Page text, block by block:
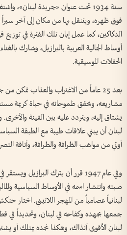
سنة 1934 تحت عنوان «جريدة
فوق ظهره، ويتنقل بها من مكان إلى آخر
الدكاكين، كما عمل إبان تلك الفترة في توزيع
أوساط الجالية العربية بالبرازيل، وشارك
الحفلات الموسيقية.
بعد 25 عاماً من الاغتراب والعذاب
مشاريعه، ويحقق طموحاته في حياة كريمة
يشتاق إليه، ويتردد عليه بين الفينة
لبنان أن يبني علاقات طيبة مع الطبقة
أوتي من مواهب الظرافة والطرافة، وأناقة
وفي عام 1947 قرر أن يترك البرازيل
صيته وانتشار اسمه في الأوساط السياسية
لبنانياً عصامياً من المهجر اللاتيني. اختار
جمعها بجهده وكفاحه في لبنان، وتحديداً في
لبنان الأقوى آنذاك، وهكذا نجده يمتلك أو